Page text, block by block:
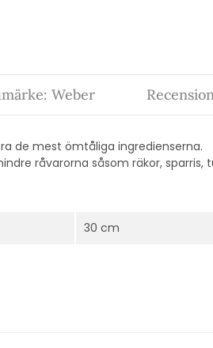
de mest ömtåliga ingredienserna.
råvarorna såsom räkor, sparris,
30 cm
Weber